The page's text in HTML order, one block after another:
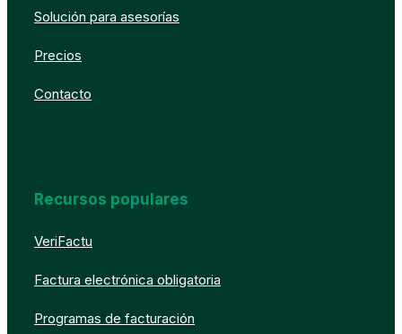
Solución para asesorías
Precios
Contacto
Recursos populares
VeriFactu
Factura electrónica obligatoria
Programas de facturación